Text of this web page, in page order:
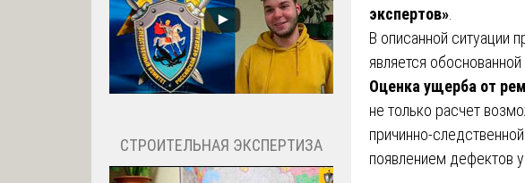
экспертов»
В описанной ситуации
является
Оценка ущерба от
не только расчет
причинно-
появлением дефектов
СТРОИТЕЛЬНАЯ ЭКСПЕРТИЗА